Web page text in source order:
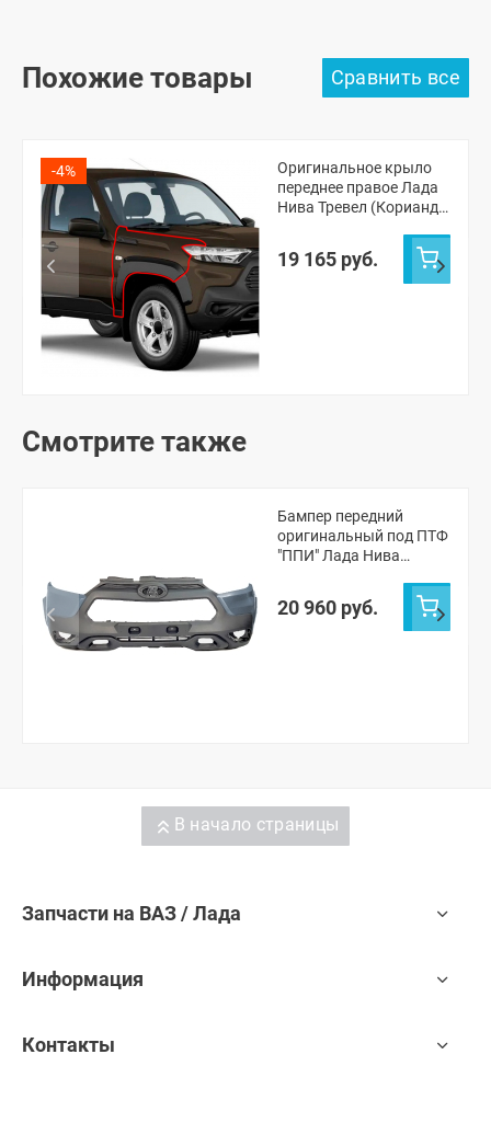
Похожие товары
-4%
Оригинальное крыло
переднее правое Лада
Нива Тревел (Кориандр
19 165 руб.
Смотрите также
Бампер передний
оригинальный под ПТФ
"ППИ" Лада Нива
20 960 руб.
В начало страницы
Запчасти на ВАЗ / Лада
Информация
Контакты